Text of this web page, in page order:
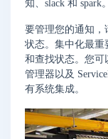
知、slack 和 spark。
要管理您的通知，
状态。集中化最重
和查找状态。您可
管理器以及
有系统集成。